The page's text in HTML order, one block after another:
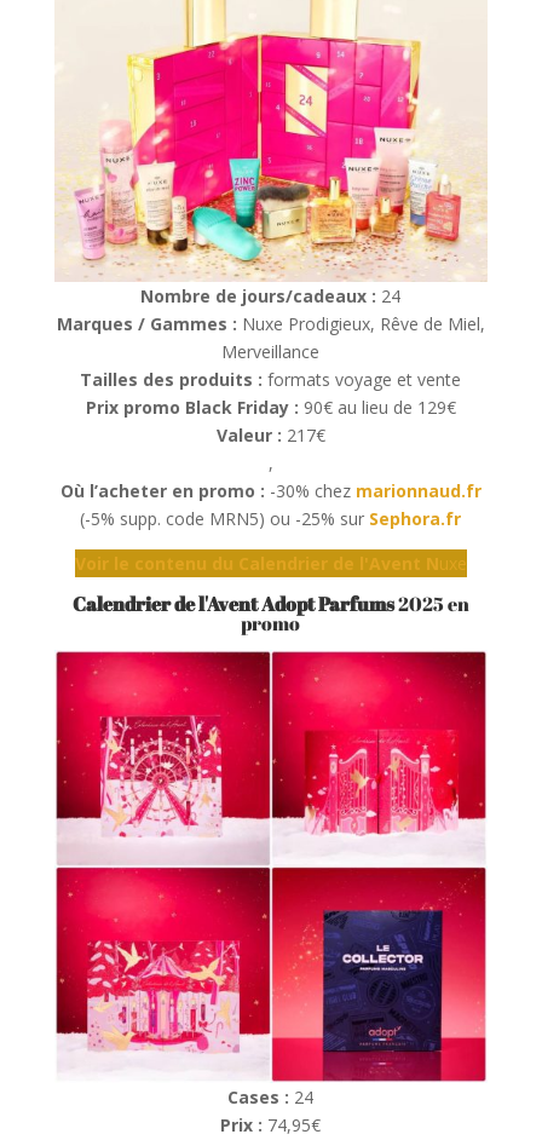
Nombre de jours/cadeaux : 24
Marques / Gammes : Nuxe Prodigieux, Rêve de Miel,
Merveillance
Tailles des produits :formats voyage et vente
Prix promo Black Friday : 90€ au lieu de 129€
Valeur : 217€
,
Où l’acheter en promo : -30% chez marionnaud.fr
(-5% supp. code MRN5) ou -25% sur Sephora.fr
Voir le contenu du Calendrier de l'Avent Nuxe
Calendrier de l'Avent Adopt Parfums2025 en
promo
Cases : 24
Prix : 74,95€